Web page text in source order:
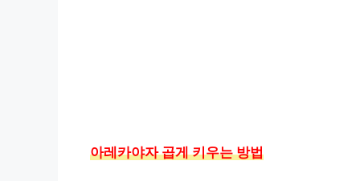
아레카야자 곱게 키우는 방법